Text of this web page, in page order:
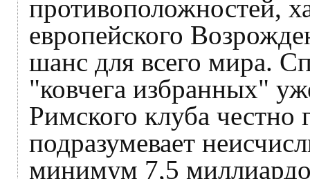
противоположностей,
европейского
шанс для всего мира.
"ковчега избранных"
Римского клуба честно
подразумевает
минимум 7,5